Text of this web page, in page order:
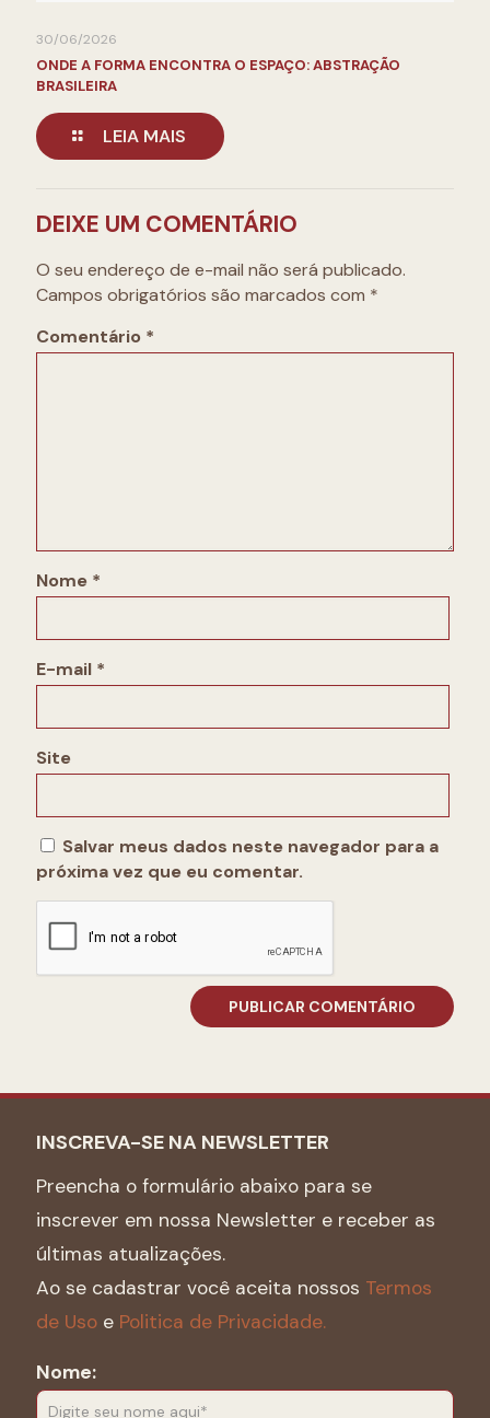
30/06/2026
ONDE A FORMA ENCONTRA O ESPAÇO: ABSTRAÇÃO
BRASILEIRA
LEIA MAIS
DEIXE UM COMENTÁRIO
O seu endereço de e-mail não será publicado.
Campos obrigatórios são marcados com *
Comentário *
Nome *
E-mail *
Site
Salvar meus dados neste navegador para a
próxima vez que eu comentar.
INSCREVA-SE NA NEWSLETTER
Preencha o formulário abaixo para se
inscrever em nossa Newsletter e receber as
últimas atualizações.
Ao se cadastrar você aceita nossos Termos
de Uso e Politica de Privacidade.
Nome: